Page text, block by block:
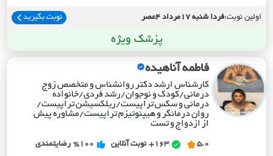
اولین نوبت:فردا شنبه 17مرداد 4عصر نوبت بگیرید
پزشک ویژه
فاطمه آناهیده
کارشناس ارشد دکتر روانشناس و متخصص زوج
درمانی/کودک و نوجوان/رشد فردی/خانواده
درمانی و سکس تراپیست/ریلکسیشن تراپیست/
روان درمانگر و هیپنوتیزم تراپیست/مشاوره پیش
از ازدواج و تست
5.0
163+ نوبت آنلاین %100 رضایتمندی